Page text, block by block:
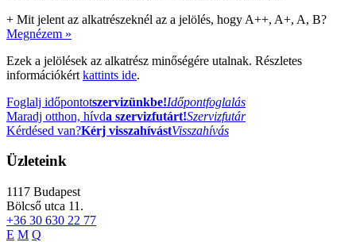
+ Mit jelent az alkatrészeknél az a jelölés, hogy A++, A+, A, B?
Megnézem »
Ezek a jelölések az alkatrész minőségére utalnak. Részletes
információkért kattints ide.
Foglalj időpontotszervizünkbe!Időpontfoglalás
Maradj otthon, hívda szervizfutárt!Szervizfutár
Kérdésed van?Kérj visszahívástVisszahívás
Üzleteink
1117 Budapest
Bölcső utca 11.
+36 30 630 22 77
E M Q